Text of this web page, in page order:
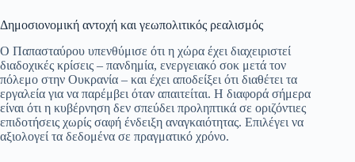
Δημοσιονομική αντοχή και γεωπολιτικός ρεαλισμός
Ο Παπασταύρου υπενθύμισε ότι η χώρα έχει διαχειριστεί
διαδοχικές κρίσεις – πανδημία, ενεργειακό σοκ μετά τον
πόλεμο στην Ουκρανία – και έχει αποδείξει ότι διαθέτει τα
εργαλεία για να παρέμβει όταν απαιτείται. Η διαφορά σήμερα
είναι ότι η κυβέρνηση δεν σπεύδει προληπτικά σε οριζόντιες
επιδοτήσεις χωρίς σαφή ένδειξη αναγκαιότητας. Επιλέγει να
αξιολογεί τα δεδομένα σε πραγματικό χρόνο.